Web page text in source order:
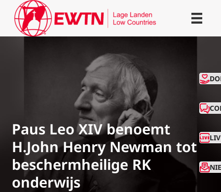
Paus Leo XIV benoemt
H.John Henry Newman tot
beschermheilige RK
onderwijs